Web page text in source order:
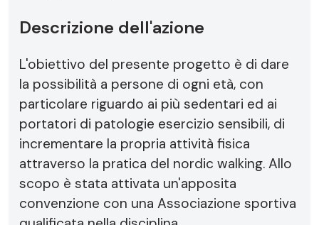
Descrizione dell'azione
L'obiettivo del presente progetto è di dare
la possibilità a persone di ogni età, con
particolare riguardo ai più sedentari ed ai
portatori di patologie esercizio sensibili, di
incrementare la propria attività fisica
attraverso la pratica del nordic walking. Allo
scopo è stata attivata un'apposita
convenzione con una Associazione sportiva